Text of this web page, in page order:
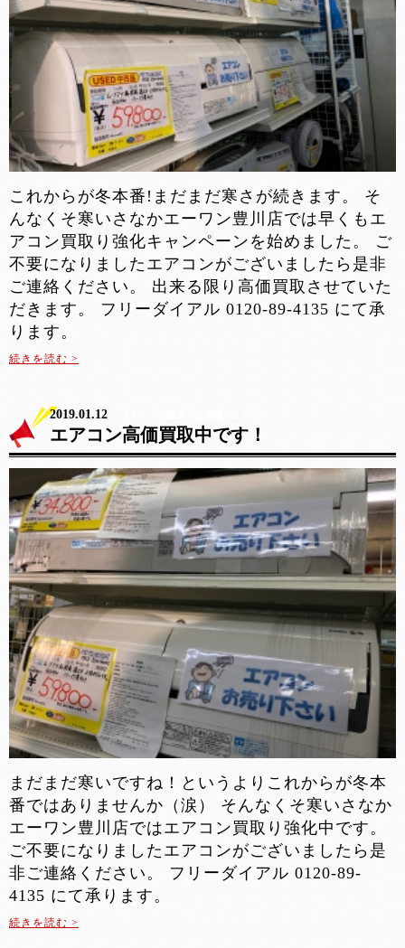
これからが冬本番!まだまだ寒さが続きます。 そ
んなくそ寒いさなかエーワン豊川店では早くもエ
アコン買取り強化キャンペーンを始めました。 ご
不要になりましたエアコンがございましたら是非
ご連絡ください。 出来る限り高価買取させていた
だきます。 フリーダイアル 0120-89-4135 にて承
ります。
続きを読む >
2019.01.12
エアコン高価買取中です！
まだまだ寒いですね！というよりこれからが冬本
番ではありませんか（涙） そんなくそ寒いさなか
エーワン豊川店ではエアコン買取り強化中です。
ご不要になりましたエアコンがございましたら是
非ご連絡ください。 フリーダイアル 0120-89-
4135 にて承ります。
続きを読む >